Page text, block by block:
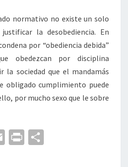
normativo no existe un solo
la desobediencia. En
por “obediencia debida”
obedezcan por disciplina
la sociedad que el mandamás
obligado cumplimiento puede
por mucho sexo que le sobre
E
Pr